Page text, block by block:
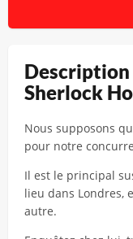
Description
Sherlock
Nous supposons
pour notre
Il est le principal
lieu dans Londres,
autre.